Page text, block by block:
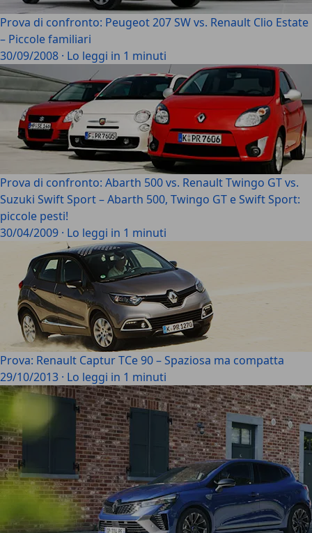
Prova di confronto: Peugeot 207 SW vs. Renault Clio Estate
– Piccole familiari
30/09/2008 · Lo leggi in 1 minuti
Prova di confronto: Abarth 500 vs. Renault Twingo GT vs.
Suzuki Swift Sport – Abarth 500, Twingo GT e Swift Sport:
piccole pesti!
30/04/2009 · Lo leggi in 1 minuti
Prova: Renault Captur TCe 90 – Spaziosa ma compatta
29/10/2013 · Lo leggi in 1 minuti